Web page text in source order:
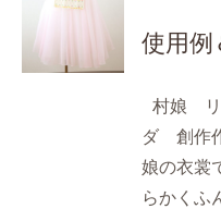
使用例
村娘
ダ 創作
娘の衣裳
らかくふ